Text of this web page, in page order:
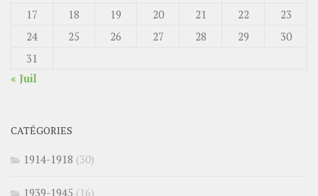
17
18 19 20 21 22
23
24
25 26 27 28 29
30
31
« Juil
CATÉGORIES
1914-1918 (30)
1939-1945 (16)